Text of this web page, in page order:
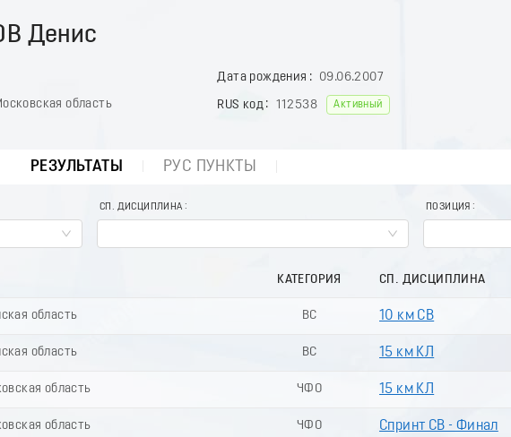
Денис
Дата рождения 09.06.2007
область RUS код 112538 Активный
РЕЗУЛЬТАТЫ РУС ПУНКТЫ
СП. ДИСЦИПЛИНА ПОЗИЦИЯ
КАТЕГОРИЯ СП. ДИСЦИПЛИНА
область ВС 10 км СВ
область ВС 15 км КЛ
область ЧФО 15 км КЛ
область ЧФО Спринт СВ - Финал